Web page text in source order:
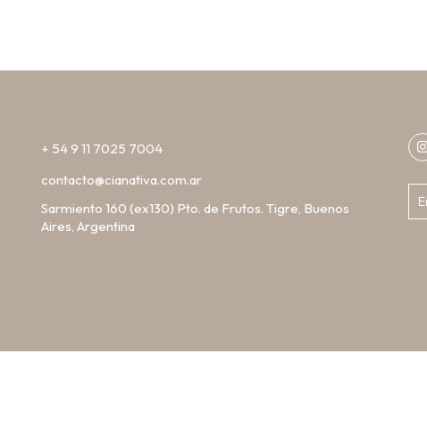
+ 54 9 11 7025 7004
contacto@cianativa.com.ar
Sarmiento 160 (ex130) Pto. de Frutos. Tigre, Buenos
Aires, Argentina